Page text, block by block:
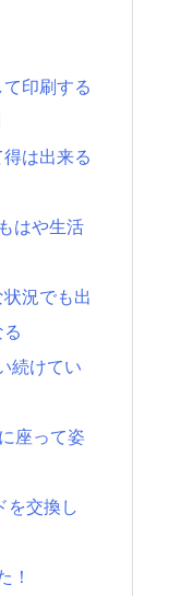
印刷する
は出来る
はや生活
況でも出
続けてい
座って姿
を交換し
！